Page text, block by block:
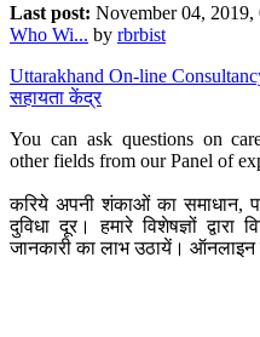
Last post: November 04,
Who Wi... by rbrbist
Uttarakhand On-line
सहायता केंद्र
You can ask questions on
other fields from our Panel of
करिये अपनी शंकाओं का समाधान,
दुविधा दूर। हमारे विशेषज्ञों द्वारा
जानकारी का लाभ उठायें। ऑनलाइन